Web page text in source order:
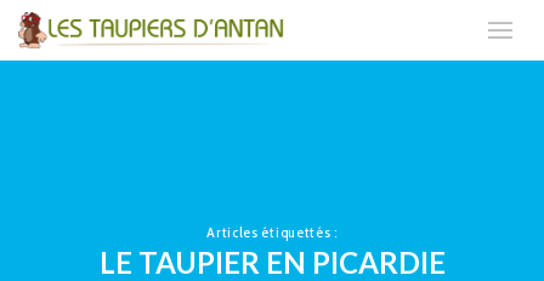
Articles étiquettés :
LE TAUPIER EN PICARDIE